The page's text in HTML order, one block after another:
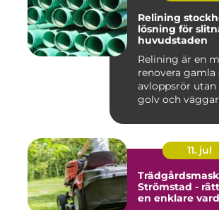
Relining stockholm
lösning för
huvudstaden
Relining är en
renovera gamla
avloppsrör
golv och
11. jul
Strömstad -
en enklare